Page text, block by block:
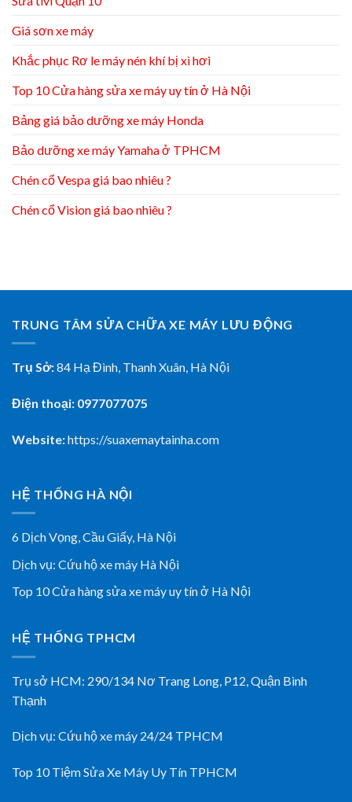
Giá sơn xe máy
Khắc phục Rơ le máy nén khí bị xì hơi
Top 10 Cửa hàng sửa xe máy uy tín ở Hà Nội
Bảng giá bảo dưỡng xe máy Honda
Bảo dưỡng xe máy Yamaha ở TPHCM
Chén cổ Vespa giá bao nhiêu ?
Chén cổ Vision giá bao nhiêu ?
TRUNG TÂM SỬA CHỮA XE MÁY LƯU ĐỘNG
Trụ Sở:84 Hạ Đình, Thanh Xuân, Hà Nội
Điện thoại: 0977077075
Website:https://suaxemaytainha.com
HỆ THỐNG HÀ NỘI
6 Dịch Vọng, Cầu Giấy, Hà Nội
Dịch vụ: Cứu hộ xe máy Hà Nội
Top 10 Cửa hàng sửa xe máy uy tín ở Hà Nội
HỆ THỐNG TPHCM
Trụ sở HCM: 290/134 Nơ Trang Long, P12, Quận Bình
Thạnh
Dịch vụ: Cứu hộ xe máy 24/24 TPHCM
Top 10 Tiệm Sửa Xe Máy Uy Tín TPHCM